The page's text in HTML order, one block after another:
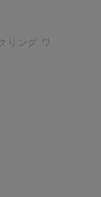
リング ワ